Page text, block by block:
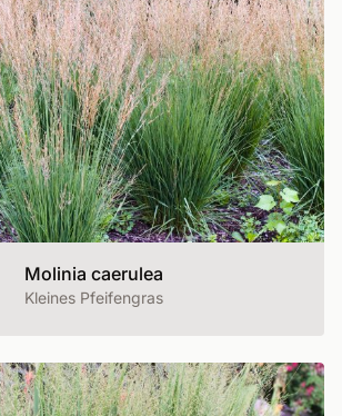
Molinia caerulea
Kleines Pfeifengras